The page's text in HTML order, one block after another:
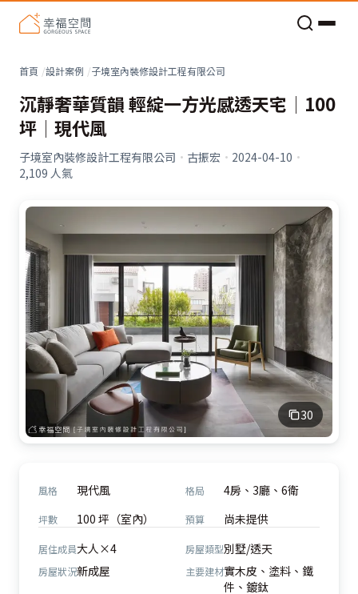
首頁 設計案例 子境室內裝修設計工程有限公司
沉靜奢華質韻 輕綻一方光感透天宅│100
坪│現代風
子境室內裝修設計工程有限公司 · 古振宏 · 2024-04-10 ·
2,109 人氣
30
風格 現代風 格局 4房、3廳、6衛
坪數 100 坪（室內） 預算 尚未提供
居住成員大人×4 房屋類型別墅/透天
房屋狀況新成屋 主要建材實木皮、塗料、鐵
件、鍍鈦